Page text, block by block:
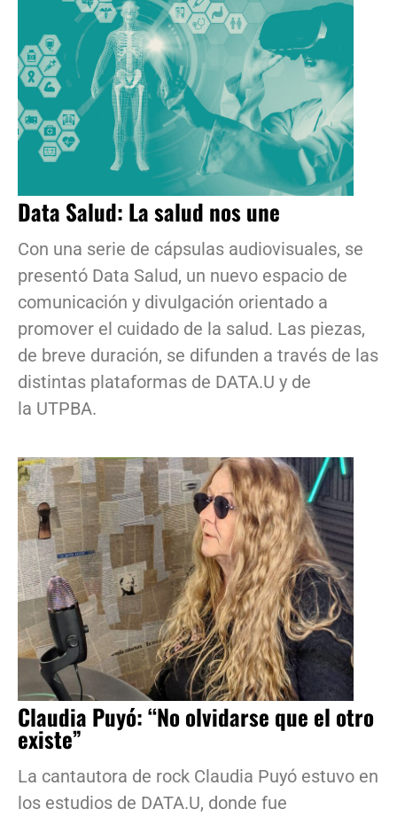
Data Salud: La salud nos une
Con una serie de cápsulas audiovisuales, se
presentó Data Salud, un nuevo espacio de
comunicación y divulgación orientado a
promover el cuidado de la salud. Las piezas,
de breve duración, se difunden a través de las
distintas plataformas de DATA.U y de
la UTPBA.
Claudia Puyó: “No olvidarse que el otro
existe”
La cantautora de rock Claudia Puyó estuvo en
los estudios de DATA.U, donde fue